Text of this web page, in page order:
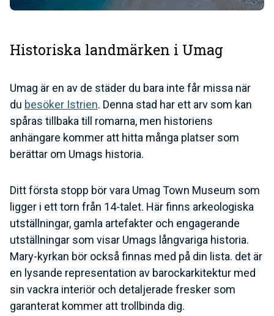
Historiska landmärken i Umag
Umag är en av de städer du bara inte får missa när
du besöker Istrien. Denna stad har ett arv som kan
spåras tillbaka till romarna, men historiens
anhängare kommer att hitta många platser som
berättar om Umags historia.
Ditt första stopp bör vara Umag Town Museum som
ligger i ett torn från 14-talet. Här finns arkeologiska
utställningar, gamla artefakter och engagerande
utställningar som visar Umags långvariga historia.
Mary-kyrkan bör också finnas med på din lista. det är
en lysande representation av barockarkitektur med
sin vackra interiör och detaljerade fresker som
garanterat kommer att trollbinda dig.